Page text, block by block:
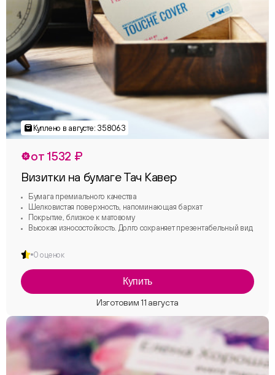
от 1532 ₽
Визитки на бумаге Тач Кавер
Бумага премиального качества
Шелковистая поверхность, напоминающая бархат
Покрытие, близкое к матовому
Высокая износостойкость. Долго сохраняет презентабельный вид
0 оценок
Купить